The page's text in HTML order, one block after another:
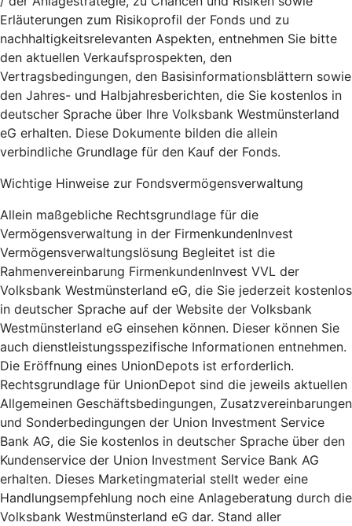
Erläuterungen zum Risikoprofil der Fonds und zu
nachhaltigkeitsrelevanten Aspekten, entnehmen Sie bitte
den aktuellen Verkaufsprospekten, den
Vertragsbedingungen, den Basisinformationsblättern sowie
den Jahres- und Halbjahresberichten, die Sie kostenlos in
deutscher Sprache über Ihre Volksbank Westmünsterland
eG erhalten. Diese Dokumente bilden die allein
verbindliche Grundlage für den Kauf der Fonds.
Wichtige Hinweise zur Fondsvermögensverwaltung
Allein maßgebliche Rechtsgrundlage für die
Vermögensverwaltung in der FirmenkundenInvest
Vermögensverwaltungslösung Begleitet ist die
Rahmenvereinbarung FirmenkundenInvest VVL der
Volksbank Westmünsterland eG, die Sie jederzeit kostenlos
in deutscher Sprache auf der Website der Volksbank
Westmünsterland eG einsehen können. Dieser können Sie
auch dienstleistungsspezifische Informationen entnehmen.
Die Eröffnung eines UnionDepots ist erforderlich.
Rechtsgrundlage für UnionDepot sind die jeweils aktuellen
Allgemeinen Geschäftsbedingungen, Zusatzvereinbarungen
und Sonderbedingungen der Union Investment Service
Bank AG, die Sie kostenlos in deutscher Sprache über den
Kundenservice der Union Investment Service Bank AG
erhalten. Dieses Marketingmaterial stellt weder eine
Handlungsempfehlung noch eine Anlageberatung durch die
Volksbank Westmünsterland eG dar. Stand aller